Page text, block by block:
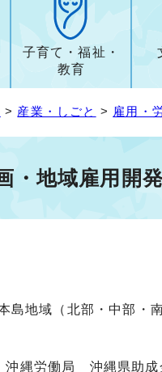
子育て・福祉・
教育
> 産業・しごと > 雇用・
・地域雇用開
島地域（北部・中部・
沖縄労働局 沖縄県助成